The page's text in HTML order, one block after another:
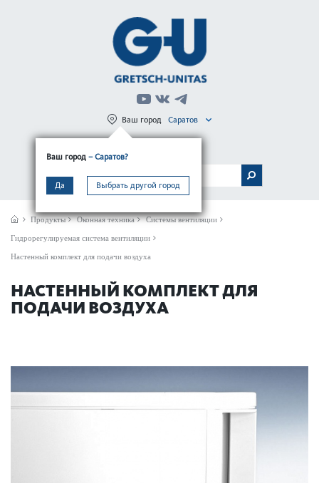
Ваш город – Саратов?
Да Выбрать другой город
Ваш город Саратов
МЕНЮ
Продукты Оконная техника Системы вентиляции
Гидрорегулируемая система вентиляции
Настенный комплект для подачи воздуха
НАСТЕННЫЙ КОМПЛЕКТ ДЛЯ
ПОДАЧИ ВОЗДУХА